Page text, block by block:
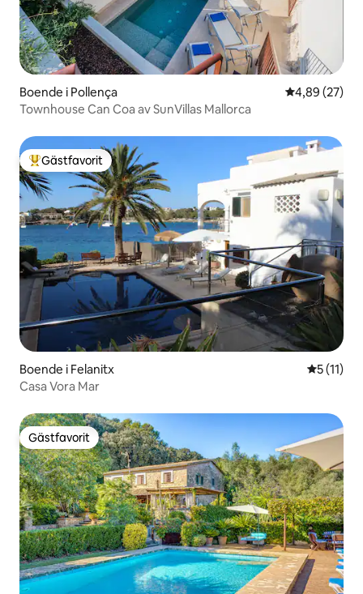
Boende i Pollença 4,89 av 5 i
4,89 (27)
Townhouse Can Coa av SunVillas Mallorca
Populär gästfavorit
Gästfavorit
Boende i Felanitx 5 av 5 i
5 (11)
Casa Vora Mar
Gästfavorit
Gästfavorit